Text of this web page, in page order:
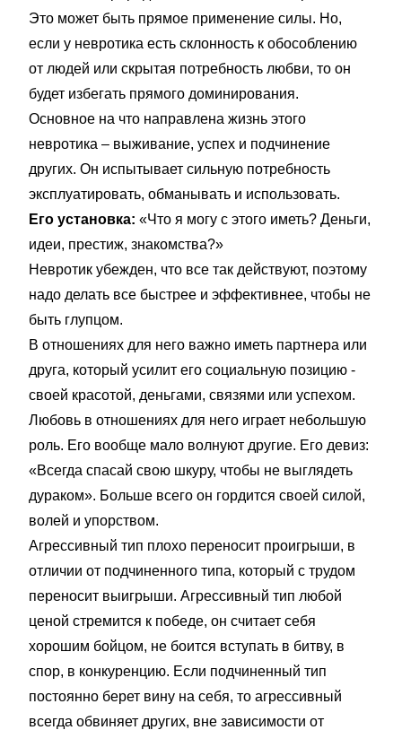
Это может быть прямое применение силы. Но,
если у невротика есть склонность к обособлению
от людей или скрытая потребность любви, то он
будет избегать прямого доминирования.
Основное на что направлена жизнь этого
невротика – выживание, успех и подчинение
других. Он испытывает сильную потребность
эксплуатировать, обманывать и использовать.
Его установка: «Что я могу с этого иметь? Деньги,
идеи, престиж, знакомства?»
Невротик убежден, что все так действуют, поэтому
надо делать все быстрее и эффективнее, чтобы не
быть глупцом.
В отношениях для него важно иметь партнера или
друга, который усилит его социальную позицию -
своей красотой, деньгами, связями или успехом.
Любовь в отношениях для него играет небольшую
роль. Его вообще мало волнуют другие. Его девиз:
«Всегда спасай свою шкуру, чтобы не выглядеть
дураком». Больше всего он гордится своей силой,
волей и упорством.
Агрессивный тип плохо переносит проигрыши, в
отличии от подчиненного типа, который с трудом
переносит выигрыши. Агрессивный тип любой
ценой стремится к победе, он считает себя
хорошим бойцом, не боится вступать в битву, в
спор, в конкуренцию. Если подчиненный тип
постоянно берет вину на себя, то агрессивный
всегда обвиняет других, вне зависимости от